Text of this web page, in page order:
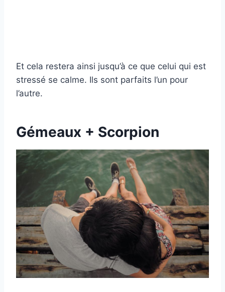
Et cela restera ainsi jusqu’à ce que celui qui est
stressé se calme. Ils sont parfaits l’un pour
l’autre.
Gémeaux + Scorpion